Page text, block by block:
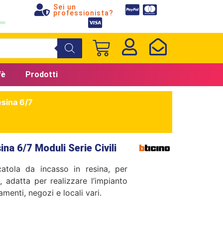
Sei un
professionista?
Prodotti
6/7
6/7 Moduli Serie Civili
da incasso in resina, per
adatta per realizzare l’impianto
negozi e locali vari.